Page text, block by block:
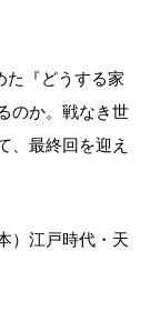
た『どうする家
のか。戦なき世
、最終回を迎え
）江戸時代・天